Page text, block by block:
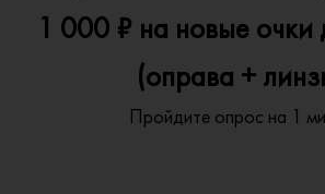
1 000 ₽ на новые очки
(оправа +
Пройдите опрос на 1